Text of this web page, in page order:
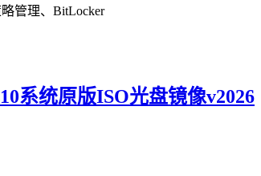
管理、BitLocker
系统原版ISO光盘镜像v2026